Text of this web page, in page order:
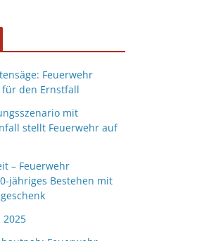
Feuerwehr
den Ernstfall
mit
stellt Feuerwehr auf
– Feuerwehr
jähriges Bestehen mit
2025